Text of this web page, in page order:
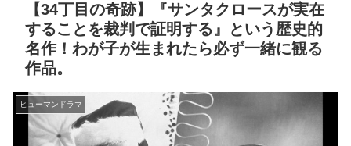
【34丁目の奇跡】『サンタクロースが実在
することを裁判で証明する』という歴史的
名作！わが子が生まれたら必ず一緒に観る
作品。
ヒューマンドラマ